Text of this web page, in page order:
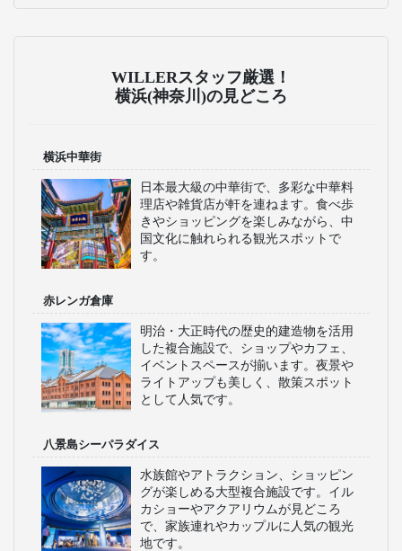
WILLERスタッフ厳選！
横浜(神奈川)の見どころ
横浜中華街
日本最大級の中華街で、多彩な中華料
理店や雑貨店が軒を連ねます。食べ歩
きやショッピングを楽しみながら、中
国文化に触れられる観光スポットで
す。
赤レンガ倉庫
明治・大正時代の歴史的建造物を活用
した複合施設で、ショップやカフェ、
イベントスペースが揃います。夜景や
ライトアップも美しく、散策スポット
として人気です。
八景島シーパラダイス
水族館やアトラクション、ショッピン
グが楽しめる大型複合施設です。イル
カショーやアクアリウムが見どころ
で、家族連れやカップルに人気の観光
地です。